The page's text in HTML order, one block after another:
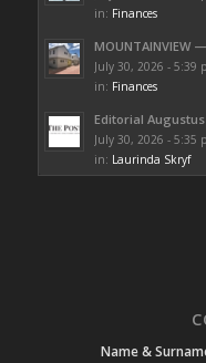
in: Finances
MOUNTAINVIEW
July 30, 2026 - 5:39
in: Finances
Editorial Augustus
July 30, 2026 - 5:35
in: Laurinda Skryf
Name &